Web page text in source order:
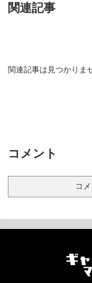
関連記事
関連記事は見つかりま
コメント
コ